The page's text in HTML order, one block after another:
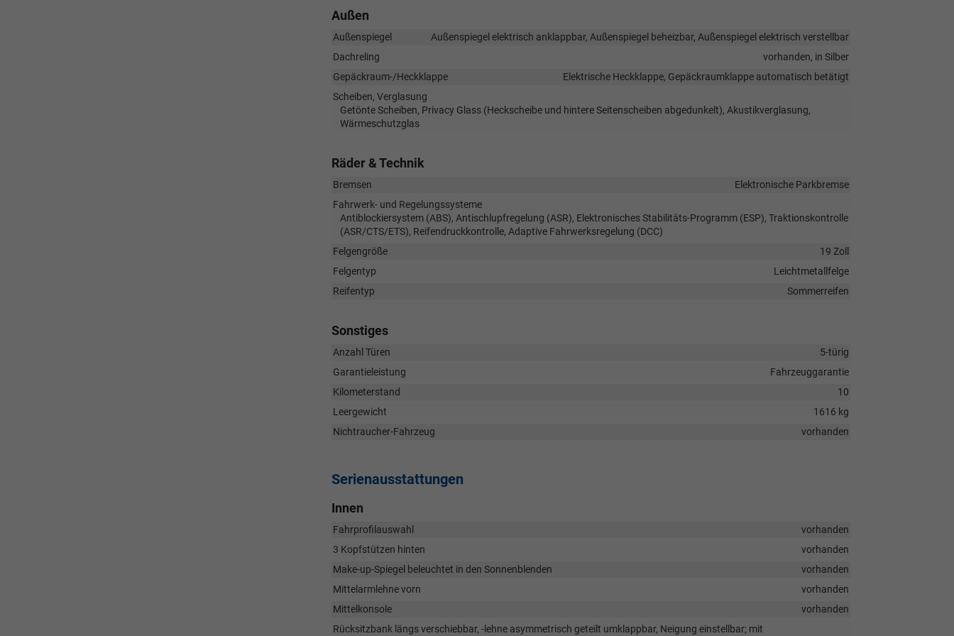
Außen
Außenspiegel
Außenspiegel elektrisch anklappbar, Außenspiegel beheizbar, Außenspiegel elektrisch verstellbar
Dachreling
vorhanden, in Silber
Gepäckraum-/Heckklappe
Elektrische Heckklappe, Gepäckraumklappe automatisch betätigt
Scheiben, Verglasung
Getönte Scheiben, Privacy Glass (Heckscheibe und hintere Seitenscheiben abgedunkelt), Akustikverglasung,
Wärmeschutzglas
Räder & Technik
Bremsen
Elektronische Parkbremse
Fahrwerk- und Regelungssysteme
Antiblockiersystem (ABS), Antischlupfregelung (ASR), Elektronisches Stabilitäts-Programm (ESP), Traktionskontrolle
(ASR/CTS/ETS), Reifendruckkontrolle, Adaptive Fahrwerksregelung (DCC)
Felgengröße
19 Zoll
Felgentyp
Leichtmetallfelge
Reifentyp
Sommerreifen
Sonstiges
Anzahl Türen
5-türig
Garantieleistung
Fahrzeuggarantie
Kilometerstand
10
Leergewicht
1616 kg
Nichtraucher-Fahrzeug
vorhanden
Serienausstattungen
Innen
Fahrprofilauswahl
vorhanden
3 Kopfstützen hinten
vorhanden
Make-up-Spiegel beleuchtet in den Sonnenblenden
vorhanden
Mittelarmlehne vorn
vorhanden
Mittelkonsole
vorhanden
Rücksitzbank längs verschiebbar, -lehne asymmetrisch geteilt umklappbar, Neigung einstellbar; mit